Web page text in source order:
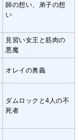
師の想い、弟子の想
い
見習い女王と筋肉の
悪魔
オレイの奥義
ダムロックと4人の不
死者